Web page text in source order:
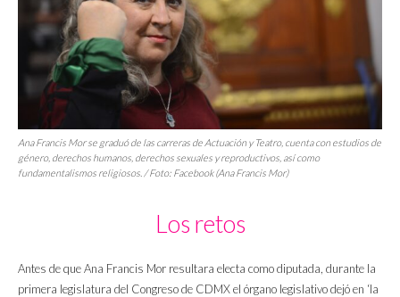
Ana Francis Mor se graduó de las carreras de Actuación y Teatro, cuenta con estudios de
género, derechos humanos, derechos sexuales y reproductivos, así como
fundamentalismos religiosos. / Foto: Facebook (Ana Francis Mor)
Los retos
Antes de que Ana Francis Mor resultara electa como diputada, durante la
primera legislatura del Congreso de CDMX el órgano legislativo dejó en ‘la